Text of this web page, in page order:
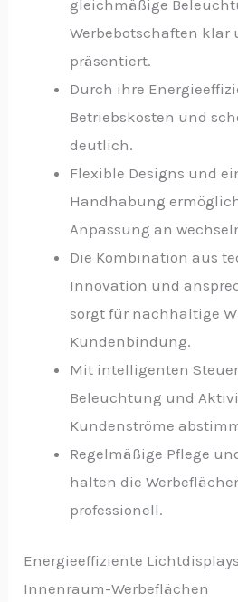
gleichmäßige
Werbebotschaften klar
präsentiert.
Durch ihre
Betriebskosten und
deutlich.
Flexible Designs und
Handhabung
Anpassung an
Die Kombination aus
Innovation und
sorgt für nachhaltige
Kundenbindung.
Mit intelligenten
Beleuchtung und
Kundenströme
Regelmäßige Pflege
halten die
professionell.
Energieeffiziente
Innenraum-Werbeflächen